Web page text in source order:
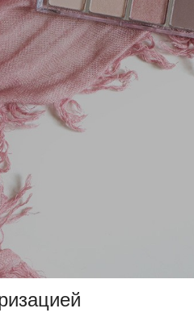
и
технологий для
учетные данные,
операциям и частям
сравнивает
мани эксплуатирует
ярусах системы.
о назначении доступа.